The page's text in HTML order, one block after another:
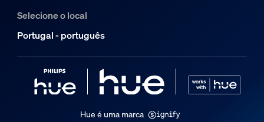
Selecione o local
Portugal - português
Hue é uma marca